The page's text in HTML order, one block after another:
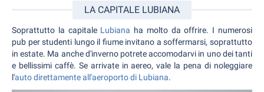
LA CAPITALE LUBIANA
Soprattutto la capitale Lubiana ha molto da offrire. I numerosi
pub per studenti lungo il fiume invitano a soffermarsi, soprattutto
in estate. Ma anche d'inverno potrete accomodarvi in uno dei tanti
e bellissimi caffè. Se arrivate in aereo, vale la pena di noleggiare
l'auto direttamente all'aeroporto di Lubiana.